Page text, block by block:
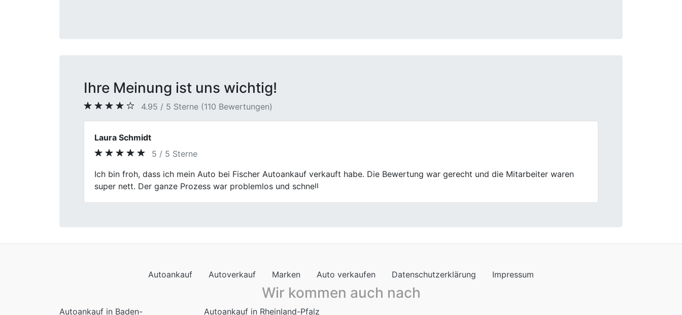
Ihre Meinung ist uns wichtig!
4.95 / 5 Sterne (110 Bewertungen)
Daniel Frey
5 / 5 Sterne
Musste meinen Wagen abgeben und hab mich für das Fischer Autoankauf entschieden. Die Kommunikation war super klar, nix
Übertriebenes. Preis war okay, Ablauf lief rund.
Autoankauf Autoverkauf Marken Auto verkaufen Datenschutzerklärung Impressum
Wir kommen auch nach
Autoankauf in Baden- Autoankauf in Rheinland-Pfalz